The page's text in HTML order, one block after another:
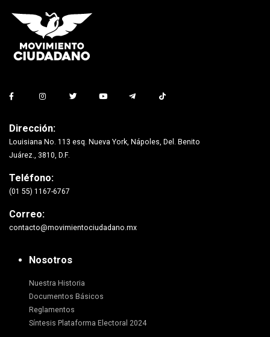
Dirección:
Louisiana No. 113 esq. Nueva York, Nápoles, Del. Benito
Juárez., 3810, D.F.
Teléfono:
(01 55) 1167-6767
Correo:
contacto@movimientociudadano.mx
Nosotros
Nuestra Historia
Documentos Básicos
Reglamentos
Síntesis Plataforma Electoral 2024